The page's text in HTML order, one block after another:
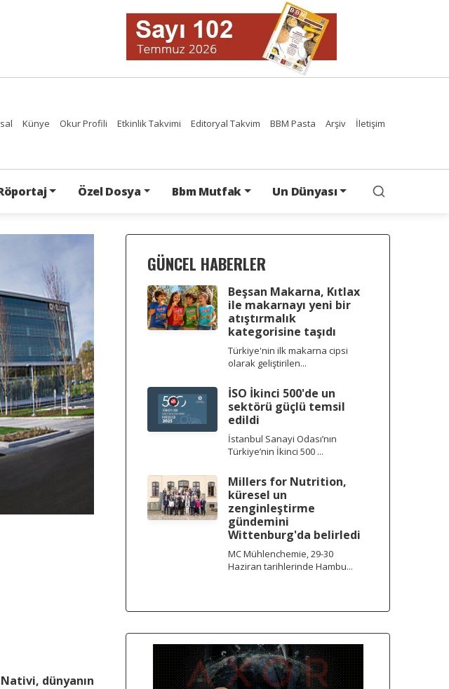
Künye Okur Profili Etkinlik Takvimi Editoryal Takvim BBM Pasta Arşiv İletişim
Özel Dosya Bbm Mutfak Un Dünyası
dünyanın
GÜNCEL HABERLER
Beşsan Makarna, Kıtlax
ile makarnayı yeni bir
atıştırmalık
kategorisine taşıdı
Türkiye'nin ilk makarna cipsi
olarak geliştirilen...
İSO İkinci 500'de un
sektörü güçlü temsil
edildi
İstanbul Sanayi Odası’nın
Türkiye’nin İkinci 500 ...
Millers for Nutrition,
küresel un
zenginleştirme
gündemini
Wittenburg'da belirledi
MC Mühlenchemie, 29-30
Haziran tarihlerinde Hambu...